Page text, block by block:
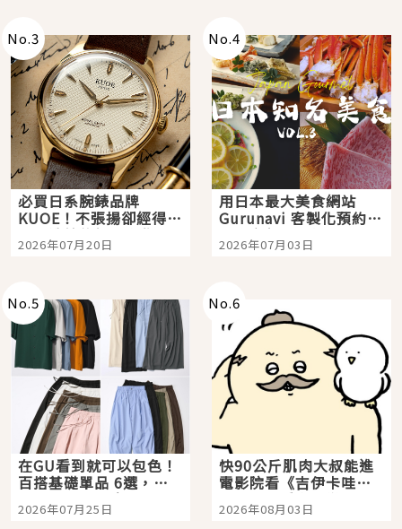
No.3
必買日系腕錶品牌
KUOE！不張揚卻經得起
時間洗鍊的經典之作五
選
2026年07月20日
No.4
用日本最大美食網站
Gurunavi 客製化預約九
大都市餐廳，打造專屬
美食體驗！
2026年07月03日
No.5
在GU看到就可以包色！
百搭基礎單品 6選，閉
眼全收也不心疼
2026年07月25日
No.6
快90公斤肌肉大叔能進
電影院看《吉伊卡哇》
嗎？日本重金屬樂團
「打首」會長與nagano
2026年08月03日